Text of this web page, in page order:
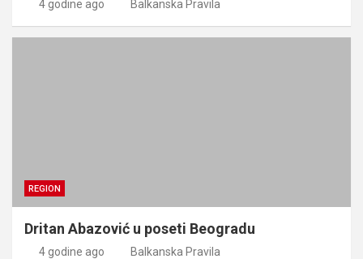
4 godine ago Balkanska Pravila
REGION
Dritan Abazović u poseti Beogradu
4 godine ago Balkanska Pravila